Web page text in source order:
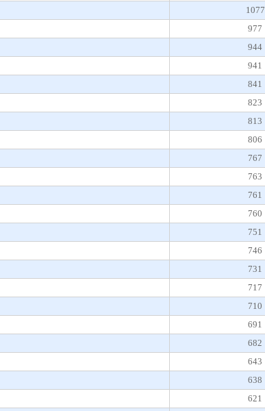
1077
977
944
941
841
823
813
806
767
763
761
760
751
746
731
717
710
691
682
643
638
621